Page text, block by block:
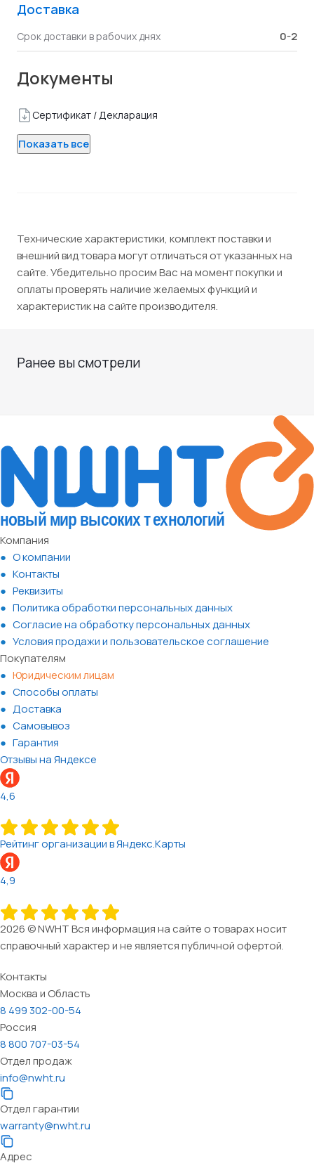
Доставка
Срок доставки в рабочих днях 0-2
Документы
Сертификат / Декларация
Показать все
Технические характеристики, комплект поставки и
внешний вид товара могут отличаться от указанных на
сайте. Убедительно просим Вас на момент покупки и
оплаты проверять наличие желаемых функций и
характеристик на сайте производителя.
Ранее вы смотрели
Компания
О компании
Контакты
Реквизиты
Политика обработки персональных данных
Согласие на обработку персональных данных
Условия продажи и пользовательское соглашение
Покупателям
Юридическим лицам
Способы оплаты
Доставка
Самовывоз
Гарантия
Отзывы на Яндексе
4,6
Рейтинг организации в Яндекс.Карты
4,9
2026 © NWHT Вся информация на сайте о товарах носит
справочный характер и не является публичной офертой.
Контакты
Москва и Область
8 499 302-00-54
Россия
8 800 707-03-54
Отдел продаж
info@nwht.ru
Отдел гарантии
warranty@nwht.ru
Адрес